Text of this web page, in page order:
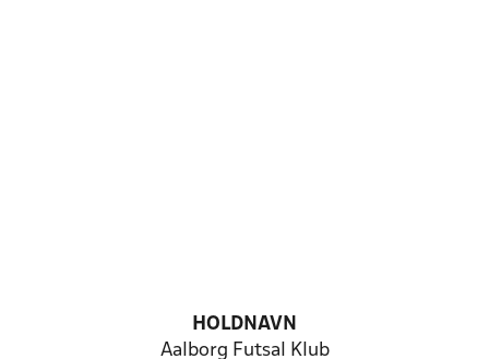
HOLDNAVN
Aalborg Futsal Klub